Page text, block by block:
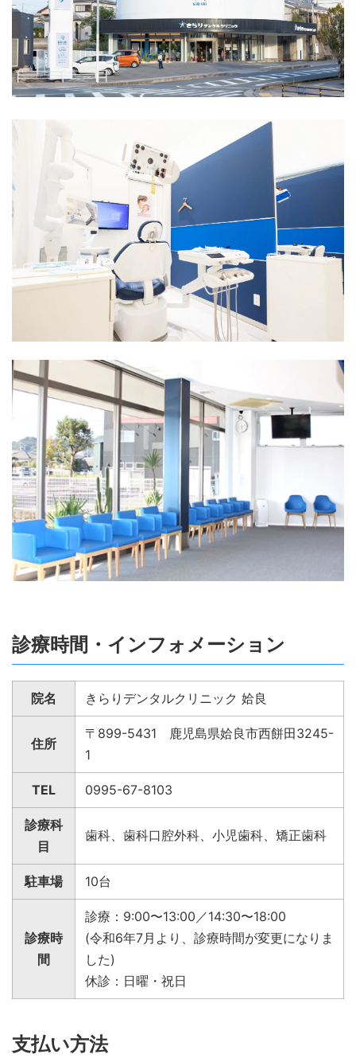
診療時間・インフォメーション
院名 きらりデンタルクリニック 姶良
住所
〒899-5431 鹿児島県姶良市西餅田3245-
1
TEL 0995-67-8103
診療科
目
歯科、歯科口腔外科、小児歯科、矯正歯科
駐車場 10台
診療時
間
診療：9:00〜13:00／14:30〜18:00
(令和6年7月より、診療時間が変更になりま
した)
休診：日曜・祝日
支払い方法